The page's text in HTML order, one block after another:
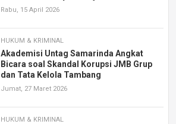
Rabu, 15 April 2026
HUKUM & KRIMINAL
Akademisi Untag Samarinda Angkat
Bicara soal Skandal Korupsi JMB Grup
dan Tata Kelola Tambang
Jumat, 27 Maret 2026
HUKUM & KRIMINAL